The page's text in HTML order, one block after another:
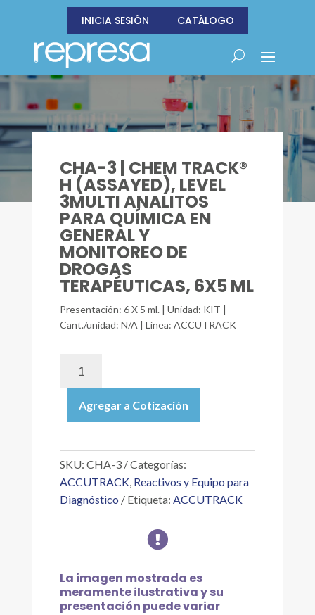
INICIA SESIÓN CATÁLOGO
CHA-3 | CHEM TRACK®
H (ASSAYED), LEVEL
3MULTI ANALITOS
PARA QUÍMICA EN
GENERAL Y
MONITOREO DE
DROGAS
TERAPÉUTICAS, 6X5 ML
Presentación: 6 X 5 ml. | Unidad: KIT |
Cant./unidad: N/A | Línea: ACCUTRACK
CHEM
TRACK®
(ASSAYED),
3MULTI
ANALITOS
GENERAL
Y
MONITOREO
Agregar a Cotización
SKU: CHA-3
Categorías:
ACCUTRACK, Reactivos y Equipo para
Diagnóstico
Etiqueta: ACCUTRACK

La imagen mostrada es
meramente ilustrativa y su
presentación puede variar